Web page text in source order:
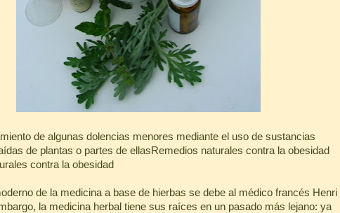
de algunas dolencias menores mediante el uso de sustancias
de plantas o partes de ellasRemedios naturales contra la obesidad
contra la obesidad
de la medicina a base de hierbas se debe al médico francés Henri
la medicina herbal tiene sus raíces en un pasado más lejano: ya